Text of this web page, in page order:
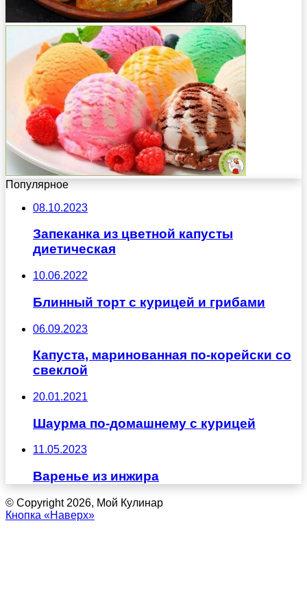
Популярное
08.10.2023
Запеканка из цветной капусты
диетическая
10.06.2022
Блинный торт с курицей и грибами
06.09.2023
Капуста, маринованная по-корейски со
свеклой
20.01.2021
Шаурма по-домашнему с курицей
11.05.2023
Варенье из инжира
© Copyright 2026, Мой Кулинар
Кнопка «Наверх»